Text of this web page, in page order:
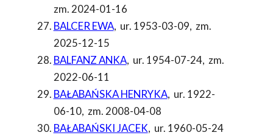
zm. 2024-01-16
BALCER EWA, ur. 1953-03-09, zm.
2025-12-15
BALFANZ ANKA, ur. 1954-07-24, zm.
2022-06-11
BAŁABAŃSKA HENRYKA, ur. 1922-
06-10, zm. 2008-04-08
BAŁABAŃSKI JACEK, ur. 1960-05-24